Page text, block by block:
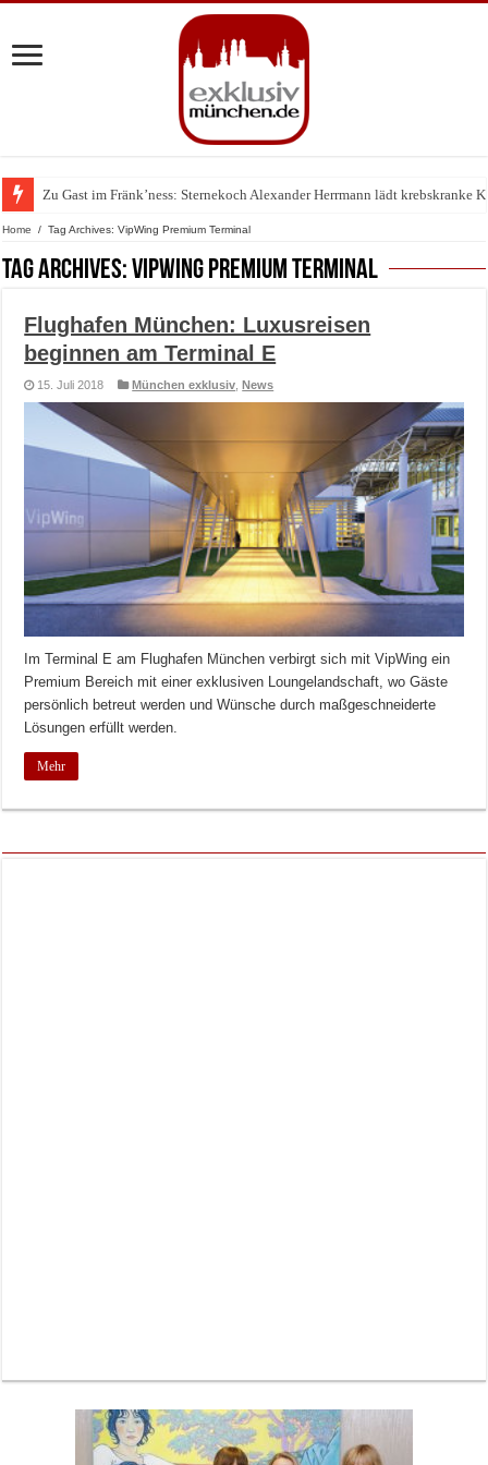
Zu Gast im Fränk’ness: Sternekoch Alexander Herrmann lädt krebskranke
Warum München gerade zum Treffpunkt der Lingerie-Branche wurde
Home / Tag Archives: VipWing Premium Terminal
Tag Archives:VipWing Premium Terminal
Flughafen München: Luxusreisen
beginnen am Terminal E
15. Juli 2018 München exklusiv ,News
Im Terminal E am Flughafen München verbirgt sich mit VipWing ein
Premium Bereich mit einer exklusiven Loungelandschaft, wo Gäste
persönlich betreut werden und Wünsche durch maßgeschneiderte
Lösungen erfüllt werden.
Mehr